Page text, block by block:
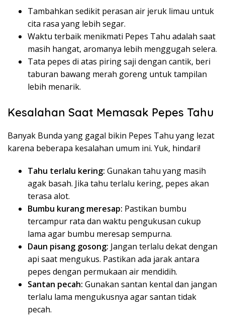
Tambahkan sedikit perasan air jeruk limau untuk
cita rasa yang lebih segar.
Waktu terbaik menikmati Pepes Tahu adalah saat
masih hangat, aromanya lebih menggugah selera.
Tata pepes di atas piring saji dengan cantik, beri
taburan bawang merah goreng untuk tampilan
lebih menarik.
Kesalahan Saat Memasak Pepes Tahu
Banyak Bunda yang gagal bikin Pepes Tahu yang lezat
karena beberapa kesalahan umum ini. Yuk, hindari!
Tahu terlalu kering: Gunakan tahu yang masih
agak basah. Jika tahu terlalu kering, pepes akan
terasa alot.
Bumbu kurang meresap: Pastikan bumbu
tercampur rata dan waktu pengukusan cukup
lama agar bumbu meresap sempurna.
Daun pisang gosong: Jangan terlalu dekat dengan
api saat mengukus. Pastikan ada jarak antara
pepes dengan permukaan air mendidih.
Santan pecah: Gunakan santan kental dan jangan
terlalu lama mengukusnya agar santan tidak
pecah.